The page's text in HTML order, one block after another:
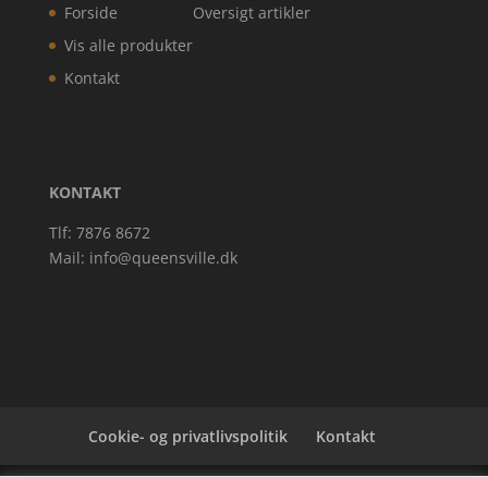
Forside
Vis alle produkter
Kontakt
Oversigt artikler
KONTAKT
Tlf: 7876 8672
Mail: info@queensville.dk
Cookie- og privatlivspolitik Kontakt